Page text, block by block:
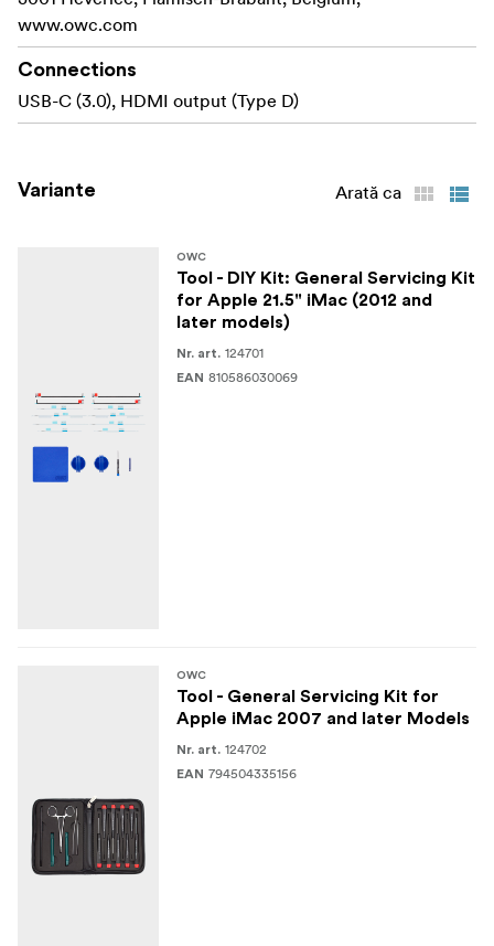
www.owc.com
Connections
USB-C (3.0), HDMI output (Type D)
Variante Arată ca
OWC
Tool - DIY Kit: General Servicing Kit
for Apple 21.5" iMac (2012 and
later models)
Nr. art. 124701
EAN 810586030069
OWC
Tool - General Servicing Kit for
Apple iMac 2007 and later Models
Nr. art. 124702
EAN 794504335156